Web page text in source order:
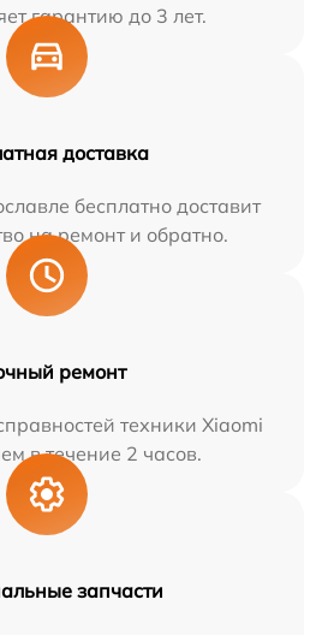
гарантию до 3 лет.
доставка
бесплатно доставит
на ремонт и обратно.
ремонт
техники Xiaomi
в течение 2 часов.
запчасти